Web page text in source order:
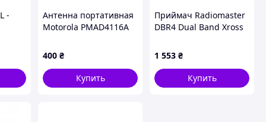
-
в
Антенна портативная
Motorola PMAD4116A
раций MotoTRBO
DP4400 DP4800 DP2400
R7
400 ₴
Купить
Приймач Radiomaster
DBR4 Dual Band Xross
MHz / 2.4 GHz
1 553 ₴
Купить